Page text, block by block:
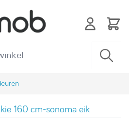
160 cm-sonoma eik